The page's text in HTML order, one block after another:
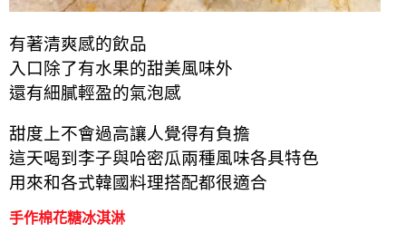
有著清爽感的飲品
入口除了有水果的甜美風味外
還有細膩輕盈的氣泡感
甜度上不會過高讓人覺得有負擔
這天喝到李子與哈密瓜兩種風味各具特色
用來和各式韓國料理搭配都很適合
手作棉花糖冰淇淋